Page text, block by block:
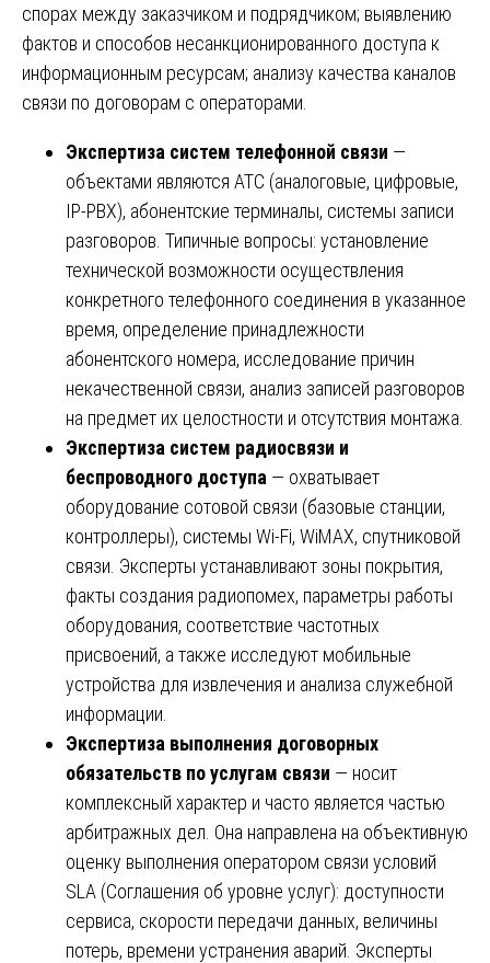
спорах между заказчиком и подрядчиком; выявлению
фактов и способов несанкционированного доступа к
информационным ресурсам; анализу качества каналов
связи по договорам с операторами.
Экспертиза систем телефонной связи —
объектами являются АТС (аналоговые, цифровые,
IP-PBX), абонентские терминалы, системы записи
разговоров. Типичные вопросы: установление
технической возможности осуществления
конкретного телефонного соединения в указанное
время, определение принадлежности
абонентского номера, исследование причин
некачественной связи, анализ записей разговоров
на предмет их целостности и отсутствия монтажа.
Экспертиза систем радиосвязи и
беспроводного доступа — охватывает
оборудование сотовой связи (базовые станции,
контроллеры), системы Wi-Fi, WiMAX, спутниковой
связи. Эксперты устанавливают зоны покрытия,
факты создания радиопомех, параметры работы
оборудования, соответствие частотных
присвоений, а также исследуют мобильные
устройства для извлечения и анализа служебной
информации.
Экспертиза выполнения договорных
обязательств по услугам связи — носит
комплексный характер и часто является частью
арбитражных дел. Она направлена на объективную
оценку выполнения оператором связи условий
SLA (Соглашения об уровне услуг): доступности
сервиса, скорости передачи данных, величины
потерь, времени устранения аварий. Эксперты